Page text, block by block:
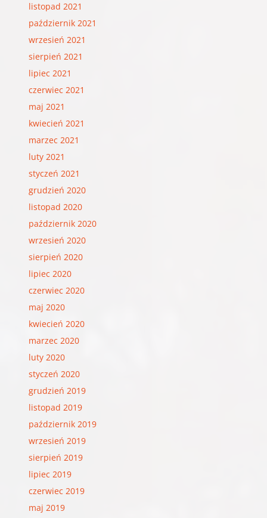
listopad 2021
październik 2021
wrzesień 2021
sierpień 2021
lipiec 2021
czerwiec 2021
maj 2021
kwiecień 2021
marzec 2021
luty 2021
styczeń 2021
grudzień 2020
listopad 2020
październik 2020
wrzesień 2020
sierpień 2020
lipiec 2020
czerwiec 2020
maj 2020
kwiecień 2020
marzec 2020
luty 2020
styczeń 2020
grudzień 2019
listopad 2019
październik 2019
wrzesień 2019
sierpień 2019
lipiec 2019
czerwiec 2019
maj 2019